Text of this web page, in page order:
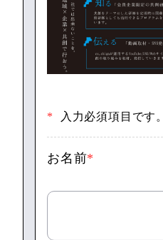
* 入力必須項目です。
お名前*